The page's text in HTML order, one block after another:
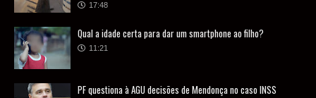
17:48
Qual a idade certa para dar um smartphone ao filho?
11:21
PF questiona à AGU decisões de Mendonça no caso INSS